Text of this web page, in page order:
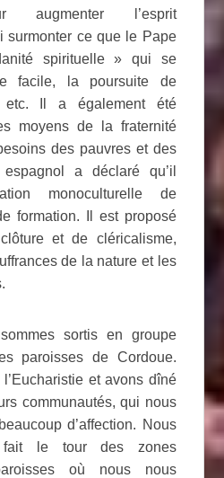
augmenter l’esprit
surmonter ce que le Pape
spirituelle » qui se
facile, la poursuite de
Il a également été
moyens de la fraternité
des pauvres et des
a déclaré qu’il
monoculturelle de
formation. Il est proposé
et de cléricalisme,
de la nature et les
sommes sortis en groupe
paroisses de Cordoue.
et avons dîné
communautés, qui nous
d’affection. Nous
fait le tour des zones
où nous nous